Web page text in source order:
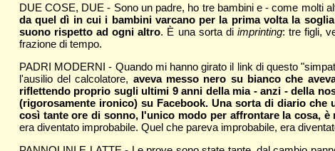
DUE COSE, DUE - Sono un padre, ho tre bambini e - come molti
da quel dì in cui i bambini varcano per la prima volta la
suono rispetto ad ogni altro. È una sorta di imprinting: tre figli,
frazione di tempo.
PADRI MODERNI - Quando mi hanno girato il link di questo
l'ausilio del calcolatore, aveva messo nero su bianco che
riflettendo proprio sugli ultimi 9 anni della mia - anzi - della
(rigorosamente ironico) su Facebook. Una sorta di diario
così tante ore di sonno, l'unico modo per affrontare la cosa, è
era diventato improbabile. Quel che pareva improbabile, era